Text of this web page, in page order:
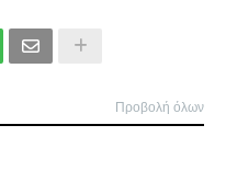
Προβολή όλων